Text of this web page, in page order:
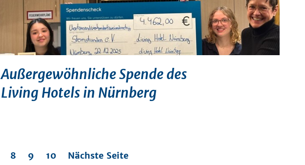
Außergewöhnliche Spende des
Living Hotels in Nürnberg
8 9 10 Nächste Seite